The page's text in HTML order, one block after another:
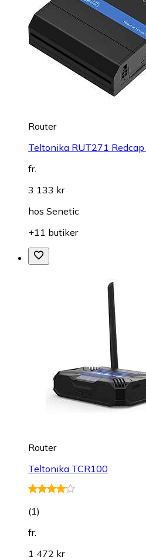
Router
Teltonika RUT271
fr.
3 133 kr
hos Senetic
+11 butiker
Router
Teltonika TCR100
(1)
fr.
1 472 kr